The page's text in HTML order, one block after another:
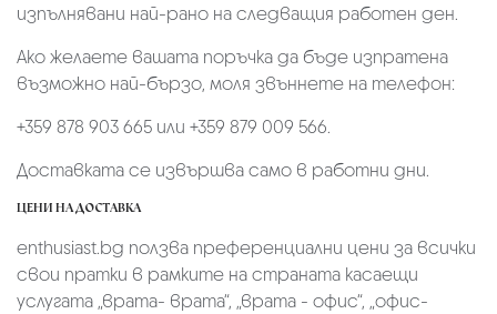
изпълнявани най-рано на следващия работен ден.
Ако желаете вашата поръчка да бъде изпратена
възможно най-бързо, моля звъннете на телефон:
+359 878 903 665 или +359 879 009 566.
Доставката се извършва само в работни дни.
ЦЕНИ НА ДОСТАВКА
enthusiast.bg ползва преференциални цени за всички
свои пратки в рамките на страната касаещи
услугата „врата- врата“, „врата - офис“, „oфис-